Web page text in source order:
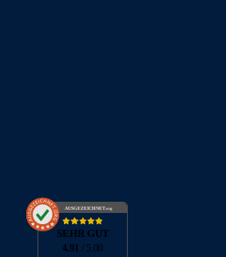
AUSGEZEICHNET.org
SEHR GUT
4.91/ 5.00